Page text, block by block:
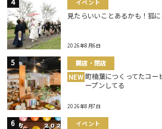
イベント
見たらいいことあるかも！狐
2026年8月6日
開店・閉店
NEW 町楠葉につくってたコ
ープンしてる
2026年8月7日
イベント